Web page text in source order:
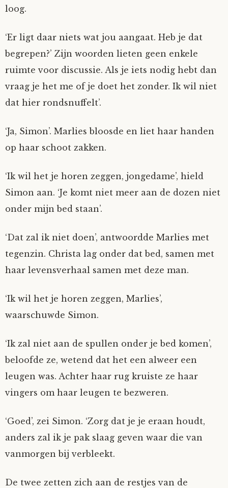
loog.
‘Er ligt daar niets wat jou aangaat. Heb je dat
begrepen?’ Zijn woorden lieten geen enkele
ruimte voor discussie. Als je iets nodig hebt dan
vraag je het me of je doet het zonder. Ik wil niet
dat hier rondsnuffelt’.
‘Ja, Simon’. Marlies bloosde en liet haar handen
op haar schoot zakken.
‘Ik wil het je horen zeggen, jongedame’, hield
Simon aan. ‘Je komt niet meer aan de dozen niet
onder mijn bed staan’.
‘Dat zal ik niet doen’, antwoordde Marlies met
tegenzin. Christa lag onder dat bed, samen met
haar levensverhaal samen met deze man.
‘Ik wil het je horen zeggen, Marlies’,
waarschuwde Simon.
‘Ik zal niet aan de spullen onder je bed komen’,
beloofde ze, wetend dat het een alweer een
leugen was. Achter haar rug kruiste ze haar
vingers om haar leugen te bezweren.
‘Goed’, zei Simon. ‘Zorg dat je je eraan houdt,
anders zal ik je pak slaag geven waar die van
vanmorgen bij verbleekt.
De twee zetten zich aan de restjes van de